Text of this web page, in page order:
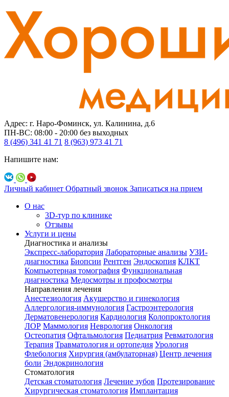
Адрес: г. Наро-Фоминск, ул. Калинина, д.6
ПН-ВС: 08:00 - 20:00 без выходных
8 (496) 341 41 71 8 (963) 973 41 71
Напишите нам:
Личный кабинет Обратный звонок Записаться на прием
О нас
3D-тур по клинике
Отзывы
Услуги и цены
Диагностика и анализы
Экспресс-лаборатория Лабораторные анализы УЗИ-
диагностика Биопсии Рентген Эндоскопия КЛКТ
Компьютерная томография Функциональная
диагностика Медосмотры и профосмотры
Направления лечения
Анестезиология Акушерство и гинекология
Аллергология-иммунология Гастроэнтерология
Дерматовенерология Кардиология Колопроктология
ЛОР Маммология Неврология Онкология
Остеопатия Офтальмология Педиатрия Ревматология
Терапия Травматология и ортопедия Урология
Флебология Хирургия (амбулаторная) Центр лечения
боли Эндокринология
Стоматология
Детская стоматология Лечение зубов Протезирование
Хирургическая стоматология Имплантация